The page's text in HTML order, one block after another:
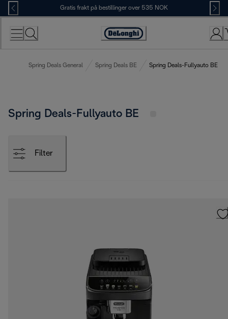
Skip
to
Content
Gratis frakt på bestillinger over 535 NOK
Accessibility
Spring Deals General Spring Deals BE Spring Deals-Fullyauto BE
Spring Deals-Fullyauto BE
Filter